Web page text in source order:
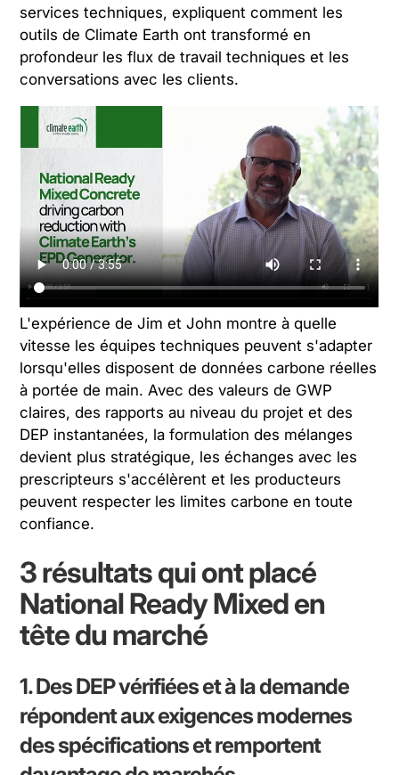
services techniques, expliquent comment les
outils de Climate Earth ont transformé en
profondeur les flux de travail techniques et les
conversations avec les clients.
L'expérience de Jim et John montre à quelle
vitesse les équipes techniques peuvent s'adapter
lorsqu'elles disposent de données carbone réelles
à portée de main. Avec des valeurs de GWP
claires, des rapports au niveau du projet et des
DEP instantanées, la formulation des mélanges
devient plus stratégique, les échanges avec les
prescripteurs s'accélèrent et les producteurs
peuvent respecter les limites carbone en toute
confiance.
3 résultats qui ont placé
National Ready Mixed en
tête du marché
1. Des DEP vérifiées et à la demande
répondent aux exigences modernes
des spécifications et remportent